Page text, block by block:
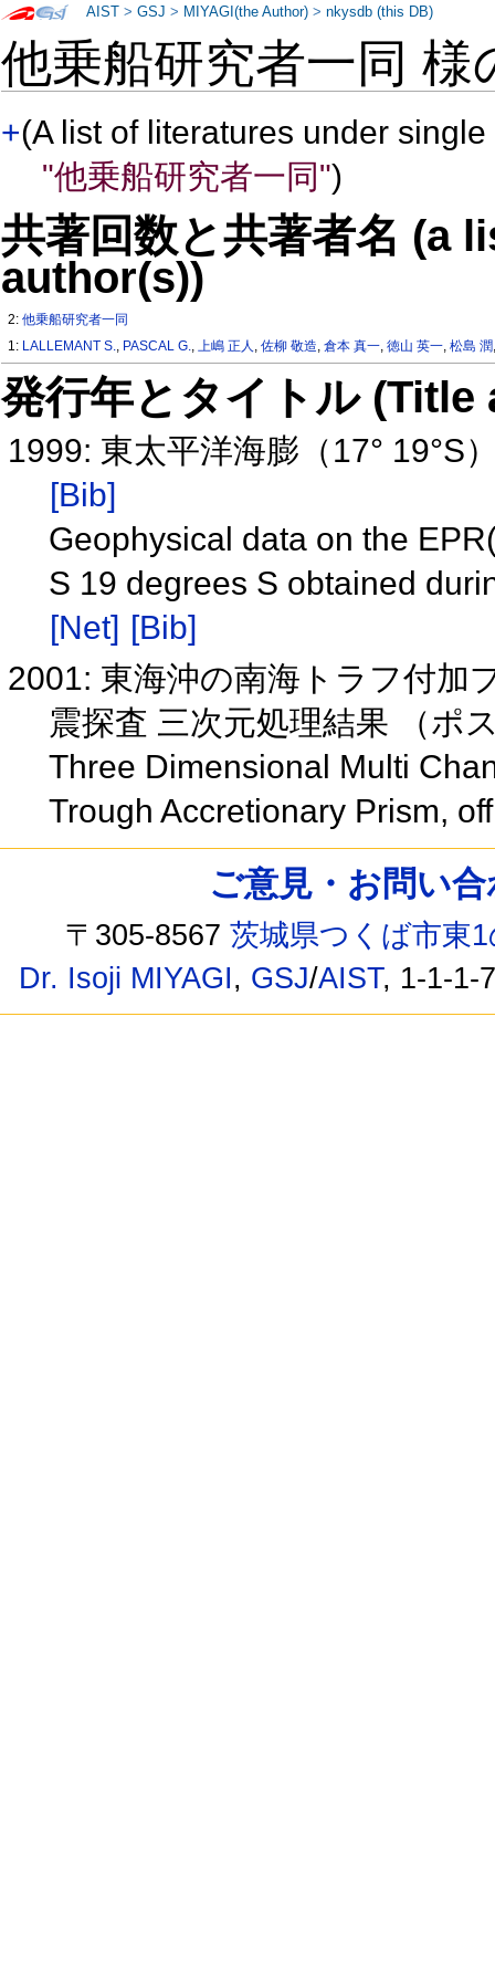
他乗船研究者一同
+(A list of literatures under
"他乗船研究者一同")
共著回数と共著者名 (a
author(s))
2:他乗船研究者一同
1: LALLEMANT S., PASCAL G.,上嶋 正人 ,佐柳 敬造,倉本 真一,徳山 英一,松島 潤
発行年とタイトル
1999: 東太平洋海膨（17°
[Bib]
Geophysical data on the
S 19 degrees S obtained
[Net] [Bib]
2001: 東海沖の南海トラフ付加
震探査 三次元処理結果 （ポ
Three Dimensional Multi
Trough Accretionary Prism,
AIST >GSJ > MIYAGI(the Author) >nkysdb (this DB)
ご意見・お問い
〒305-8567茨城県つくば市東
Dr. Isoji MIYAGI, GSJ/AIST, 1-1-1-